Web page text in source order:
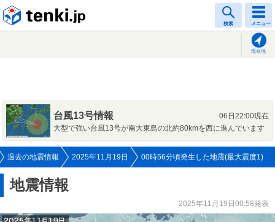
検索 メニュー
現在地
台風13号情報
06日22:00現在
大型で強い台風13号が南大東島の北約80kmを西に進んでいます
過去の地震情報 2025年11月19日 00時56分頃発生した地震(最大震度1)
地震情報
2025年11月19日00:58発表